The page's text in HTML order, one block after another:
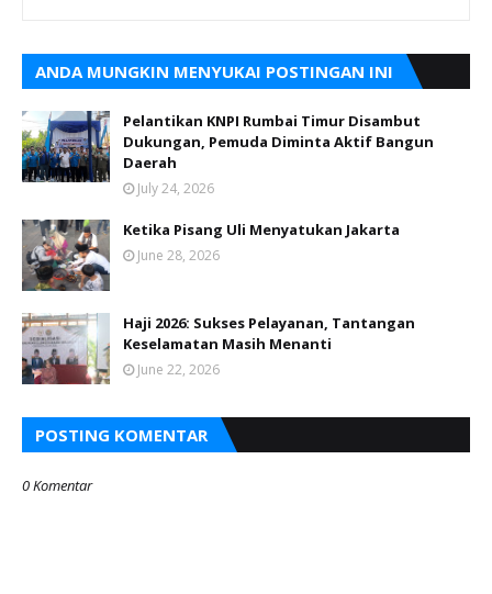
ANDA MUNGKIN MENYUKAI POSTINGAN INI
Pelantikan KNPI Rumbai Timur Disambut
Dukungan, Pemuda Diminta Aktif Bangun
Daerah
July 24, 2026
Ketika Pisang Uli Menyatukan Jakarta
June 28, 2026
Haji 2026: Sukses Pelayanan, Tantangan
Keselamatan Masih Menanti
June 22, 2026
POSTING KOMENTAR
0 Komentar